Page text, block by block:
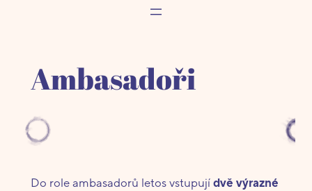
Ambasadoři
Do role ambasadorů letos vstupují dvě výrazné